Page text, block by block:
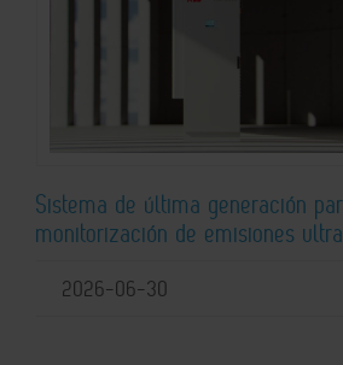
Sistema de última generación
monitorización de emisiones
2026-06-30